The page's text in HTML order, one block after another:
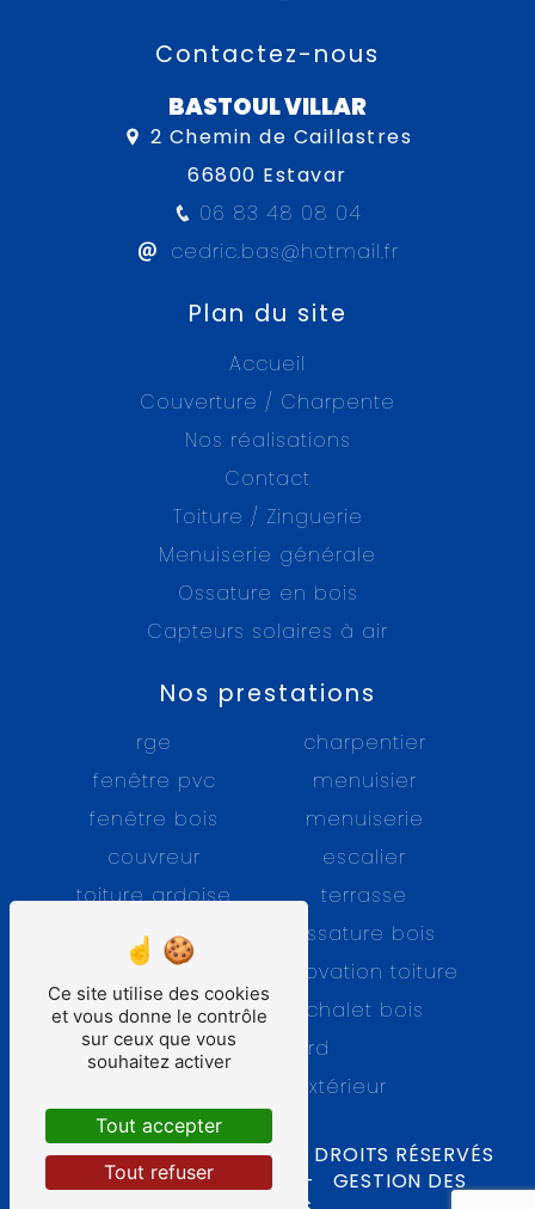
Contactez-nous
BASTOUL VILLAR
2 Chemin de Caillastres
66800 Estavar
06 83 48 08 04
cedric.bas@hotmail.fr
Plan du site
Accueil
Couverture / Charpente
Nos réalisations
Contact
Toiture / Zinguerie
Menuiserie générale
Ossature en bois
Capteurs solaires à air
Nos prestations
rge
fenêtre pvc
fenêtre bois
couvreur
toiture ardoise
fenêtre alu
charpente
bardage bois
charpentier
menuisier
menuiserie
escalier
terrasse
ossature bois
rénovation toiture
chalet bois
tuile gerard
isolation par l’extérieur
©VISTALID- 2026 - TOUS DROITS RÉSERVÉS
MENTIONS LÉGALES -
GESTION DES
Ce site utilise des cookies
et vous donne le contrôle
sur ceux que vous
souhaitez activer
Tout accepter
Tout refuser